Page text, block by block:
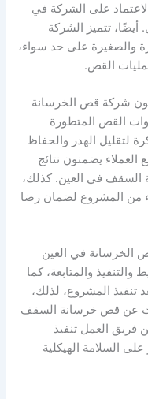
الاعتماد على الشركة في
تتميز الشركة
والصغيرة على حد سواء،
عمليات القص.
شركة قص الخرسانة
القص المتطورة
لتقليل الهدر والحفاظ
العملاء يضمنون نتائج
السقف في العين. كذلك،
من المشروع لضمان رضا
الخرسانة في العين
والمتابعة، كما
تنفيذ المشروع، لذلك،
عن قص خرسانة السقف
فريق العمل تنفيذ
السلامة الهيكلية